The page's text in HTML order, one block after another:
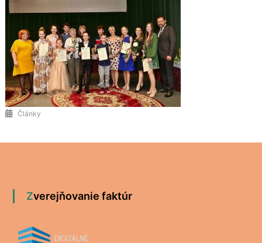
Články
Zverejňovanie faktúr